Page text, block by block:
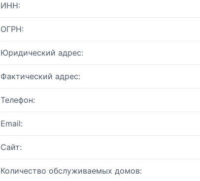
ИНН:
ОГРН:
Юридический адрес:
Фактический адрес:
Телефон:
Email:
Сайт:
Количество обслуживаемых домов: